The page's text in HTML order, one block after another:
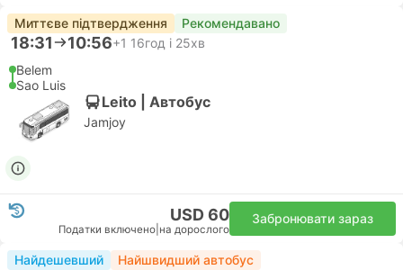
Миттєве підтвердження Рекомендавано
18:31 10:56+1 16год і 25хв
Belem
Sao Luis
Leito | Автобус
Jamjoy
USD 60
Податки включено на дорослого
Забронювати зараз
Найдешевший
Найшвидший автобус